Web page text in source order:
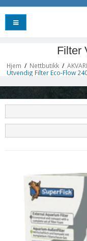
Filter
Hjem / Nettbutikk /
Utvendig Filter Eco-Flow